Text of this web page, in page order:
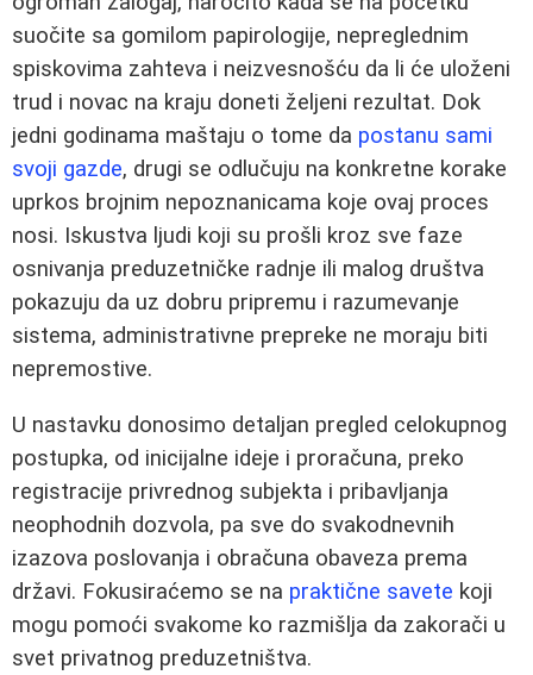
suočite sa gomilom papirologije, nepreglednim
spiskovima zahteva i neizvesnošću da li će uloženi
trud i novac na kraju doneti željeni rezultat. Dok
jedni godinama maštaju o tome da postanu sami
svoji gazde, drugi se odlučuju na konkretne korake
uprkos brojnim nepoznanicama koje ovaj proces
nosi. Iskustva ljudi koji su prošli kroz sve faze
osnivanja preduzetničke radnje ili malog društva
pokazuju da uz dobru pripremu i razumevanje
sistema, administrativne prepreke ne moraju biti
nepremostive.
U nastavku donosimo detaljan pregled celokupnog
postupka, od inicijalne ideje i proračuna, preko
registracije privrednog subjekta i pribavljanja
neophodnih dozvola, pa sve do svakodnevnih
izazova poslovanja i obračuna obaveza prema
državi. Fokusiraćemo se na praktične savete koji
mogu pomoći svakome ko razmišlja da zakorači u
svet privatnog preduzetništva.